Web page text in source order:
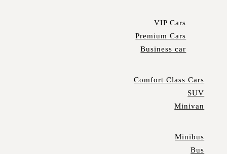
VIP Cars
Premium Cars
Business car
Comfort Class Cars
SUV
Minivan
Minibus
Bus